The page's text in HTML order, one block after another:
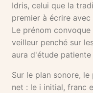
Idris, celui que la
premier à écrire
Le prénom
veilleur penché sur
aura d'étude
Sur le plan sonore,
net : le i initial, franc